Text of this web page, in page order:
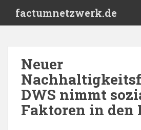
i
factumnetzwerk.de
Neuer
DWS nimmt
Faktoren in den